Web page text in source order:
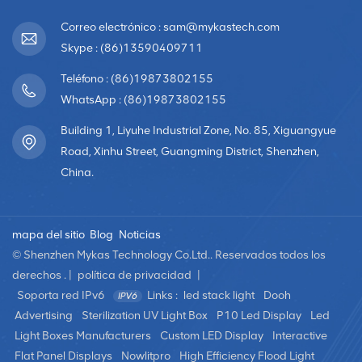
permite a los espectadores ver diferentes imágenes o
perspectivas según su ángulo de
menudo se denominan pantallas autoestereoscópicas
porque permiten la percepción de la profundidad sin la
seguimiento de la cabeza. Esto los hace adecuados para
audiencias más grandes y exhibiciones
públicas.Aplicaciones: Las pantallas LED 3D tienen una
señalización digital, juegos, imágenes médicas y
entretenimiento. Pueden proporcionar una experiencia
visual más inmersiva y atractiva.Resolución y ángulos de
visión: la calidad de los efectos 3D y la experiencia de
visualización pueden depender de la resolución de la
pantalla LED y la cantidad de capas o lentes utilizadas.
Las pantallas de mayor resolución generalmente
proporcionan imágenes en 3D más nítidas y
Correo electrónico : sam@mykastech.com
Skype : (86)13590409711
Teléfono : (86)19873802155
WhatsApp : (86)19873802155
Building 1, Liyuhe Industrial Zone, No. 85, Xiguangyue
Road, Xinhu Street, Guangming District, Shenzhen,
China.
mapa del sitio Blog Noticias
© Shenzhen Mykas Technology Co.Ltd.. Reservados todos los
derechos . |
política de privacidad
Soporta red IPv6
Links : led stack light
Dooh
Advertising
Sterilization UV Light Box P10 Led Display
Led
Light Boxes Manufacturers
Custom LED Display
Interactive
Flat Panel Displays
Nowlitpro High Efficiency Flood Light